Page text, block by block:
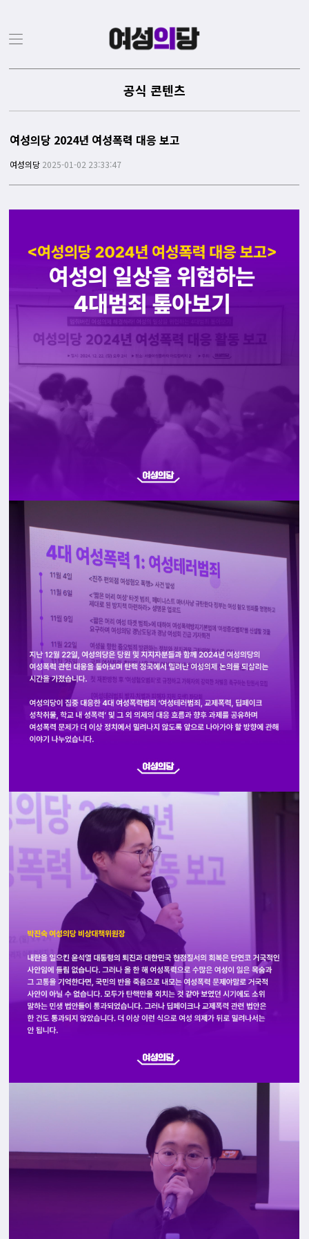
공식 콘텐츠
여성의당 2024년 여성폭력 대응 보고
여성의당 2025-01-02 23:33:47